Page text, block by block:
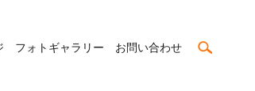
フォトギャラリー お問い合わせ